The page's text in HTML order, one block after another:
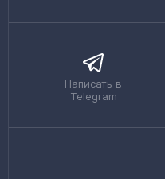
Написать в
Telegram